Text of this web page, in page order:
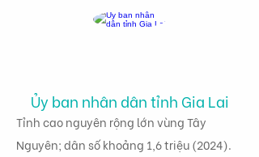
Ủy ban nhân dân tỉnh Gia Lai
Tỉnh cao nguyên rộng lớn vùng Tây
Nguyên; dân số khoảng 1,6 triệu (2024).